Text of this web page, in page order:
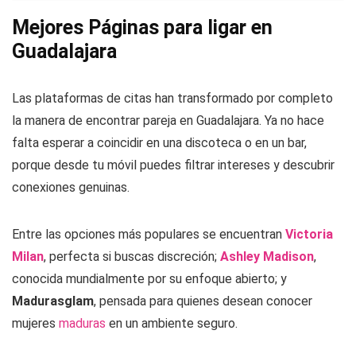
Mejores Páginas para ligar en
Guadalajara
Las plataformas de citas han transformado por completo
la manera de encontrar pareja en Guadalajara. Ya no hace
falta esperar a coincidir en una discoteca o en un bar,
porque desde tu móvil puedes filtrar intereses y descubrir
conexiones genuinas.
Entre las opciones más populares se encuentran Victoria
Milan, perfecta si buscas discreción; Ashley Madison,
conocida mundialmente por su enfoque abierto; y
Madurasglam, pensada para quienes desean conocer
mujeres maduras en un ambiente seguro.